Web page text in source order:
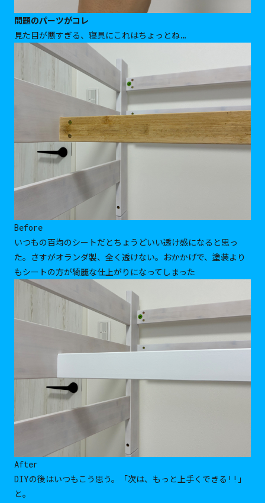
問題のパーツがコレ
見た目が悪すぎる、寝具にこれはちょっとね…
Before
いつもの百均のシートだとちょうどいい透け感になると思っ
た。さすがオランダ製、全く透けない。おかかげで、塗装より
もシートの方が綺麗な仕上がりになってしまった
After
DIYの後はいつもこう思う。「次は、もっと上手くできる!!」
と。